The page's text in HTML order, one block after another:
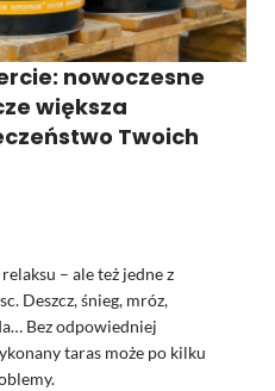
nowoczesne
większa
Twoich
– ale też jedne z
Deszcz, śnieg, mróz,
Bez odpowiedniej
taras może po kilku